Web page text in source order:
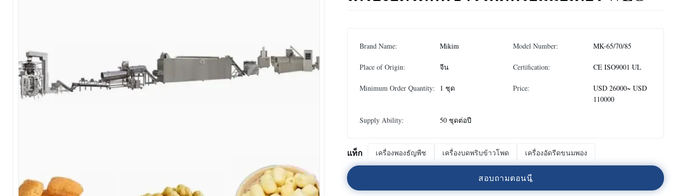
Brand Name: Mikim Model Number: MK-65/70/85
Place of Origin: จีน Certification: CE ISO9001 UL
Minimum Order Quantity: 1 ชุด Price:
USD 26000~ USD
110000
Supply Ability: 50 ชุดต่อปี
แท็ก เครื่องพองธัญพืช เครื่องบดพริบข้าวโพด เครื่องอัดรีดขนมพอง
สอบถามตอนน